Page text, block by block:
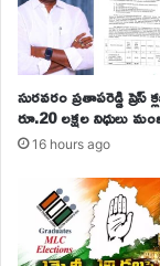
సురవరం ప్రతాపరెడ్డి ప్రెస్
రూ.20 లక్షల నిధులు
16 hours ago